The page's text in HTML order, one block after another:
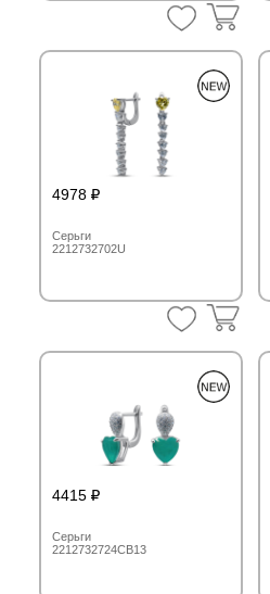
4978
Серьги
2212732702U
4415
Серьги
2212732724CB13